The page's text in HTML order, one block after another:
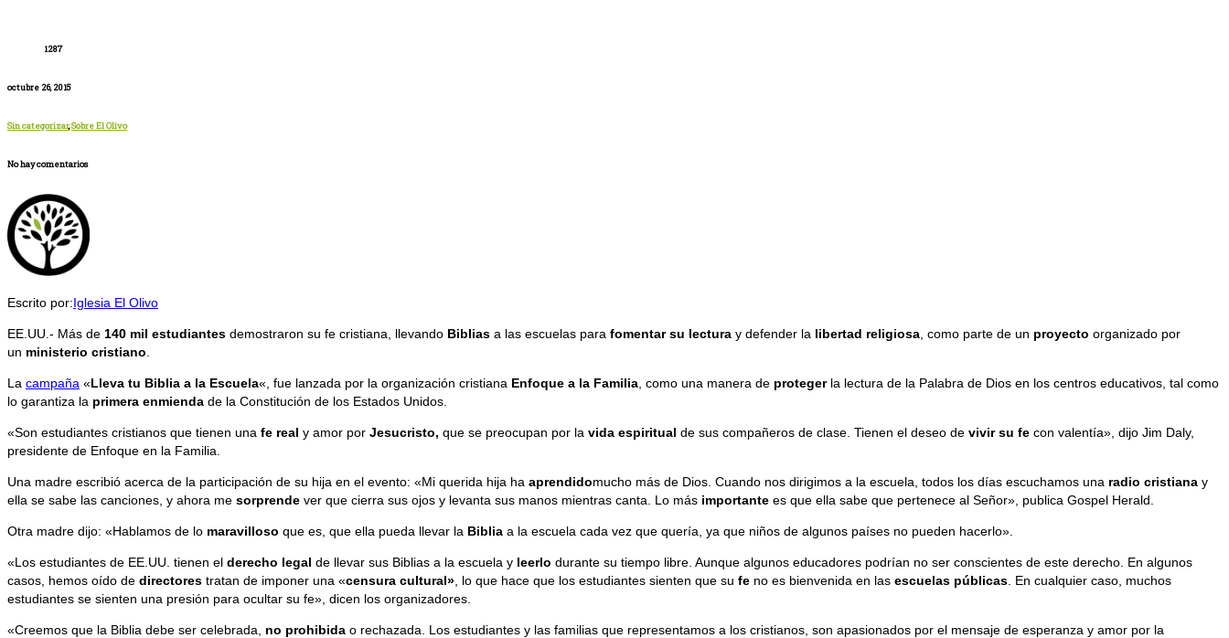
1287
octubre 26, 2015
Sin categorizar,Sobre El Olivo
No hay comentarios
Escrito por:Iglesia El Olivo
EE.UU.- Más de 140 mil estudiantes demostraron su fe cristiana, llevando Biblias a las escuelas para fomentar su lectura y defender la libertad religiosa , como parte de un proyecto organizado por
un ministerio cristiano
La campaña «Lleva tu Biblia a la Escuela«, fue lanzada por la organización cristiana Enfoque a la Familia , como una manera de proteger la lectura de la Palabra de Dios en los centros educativos, tal como
lo garantiza la primera enmienda de la Constitución de los Estados Unidos.
«Son estudiantes cristianos que tienen una fe real y amor por Jesucristo, que se preocupan por la vida espiritual de sus compañeros de clase. Tienen el deseo de vivir su fe con valentía», dijo Jim Daly,
presidente de Enfoque en la Familia.
Una madre escribió acerca de la participación de su hija en el evento: «Mi querida hija ha aprendidomucho más de Dios. Cuando nos dirigimos a la escuela, todos los días escuchamos una radio cristiana y
ella se sabe las canciones, y ahora me sorprende ver que cierra sus ojos y levanta sus manos mientras canta. Lo más importante es que ella sabe que pertenece al Señor», publica Gospel Herald.
Otra madre dijo: «Hablamos de lo maravilloso que es, que ella pueda llevar la Biblia a la escuela cada vez que quería, ya que niños de algunos países no pueden hacerlo».
«Los estudiantes de EE.UU. tienen el derecho legal de llevar sus Biblias a la escuela y leerlo durante su tiempo libre. Aunque algunos educadores podrían no ser conscientes de este derecho. En algunos
casos, hemos oído de directores tratan de imponer una «censura cultural» , lo que hace que los estudiantes sienten que su fe no es bienvenida en las escuelas públicas . En cualquier caso, muchos
estudiantes se sienten una presión para ocultar su fe», dicen los organizadores.
«Creemos que la Biblia debe ser celebrada, no prohibida o rechazada. Los estudiantes y las familias que representamos a los cristianos, son apasionados por el mensaje de esperanza y amor por la